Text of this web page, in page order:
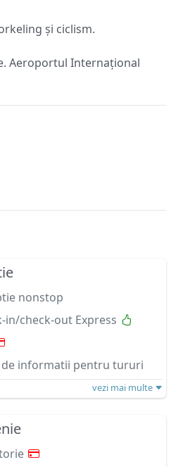
și ciclism.
Aeroportul Internațional
nonstop
in/check-out Express
de informatii pentru tururi
vezi mai multe